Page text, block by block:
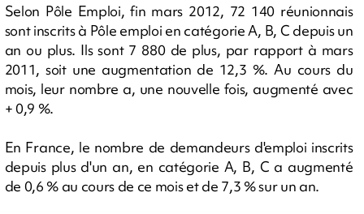
Selon Pôle Emploi, fin mars 2012, 72 140 réunionnais
sont inscrits à Pôle emploi en catégorie A, B, C depuis un
an ou plus. Ils sont 7 880 de plus, par rapport à mars
2011, soit une augmentation de 12,3 %. Au cours du
mois, leur nombre a, une nouvelle fois, augmenté avec
+ 0,9 %.
En France, le nombre de demandeurs d'emploi inscrits
depuis plus d'un an, en catégorie A, B, C a augmenté
de 0,6 % au cours de ce mois et de 7,3 % sur un an.